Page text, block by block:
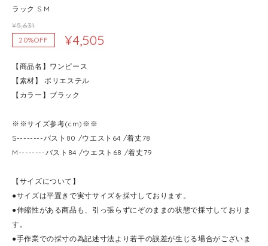
ラック S M
¥5,631
20%OFF
¥4,505
【商品名】ワンピース
【素材】 ポリエステル
【カラー】ブラック
※※サイズ参考(cm)※※
S--------バスト80 /ウエスト64 /着丈78
M--------バスト84 /ウエスト68 /着丈79
【サイズについて】
●サイズは平置きで実寸サイズを採寸しております。
●伸縮性がある商品も、引っ張らずにぞのままの状態で採寸しておりま
す。
●手作業での採寸の為記述寸法より若干の誤差が生じる場合がございま